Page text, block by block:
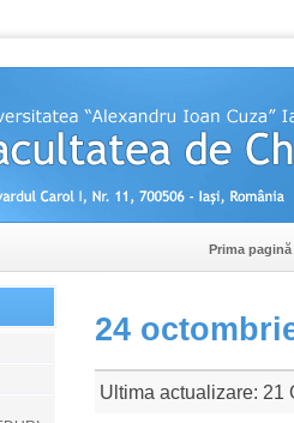
Prima pagină
24
Ultima actualizare: 21